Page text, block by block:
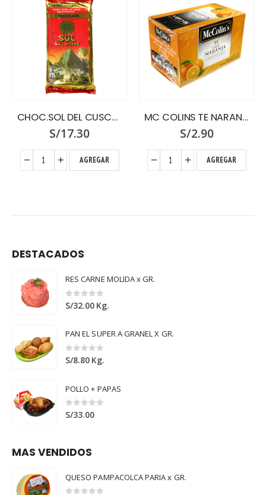
CHOC.SOL DEL CUSCO X 300 G.PASTA PU
S/17.30
AGREGAR
MC COLINS TE NARANJA X 25 SOBRES
S/2.90
AGREGAR
DESTACADOS
RES CARNE MOLIDA x GR.
0out of 5
S/32.00 Kg.
PAN EL SUPER A GRANEL X GR.
0out of 5
S/8.80 Kg.
POLLO + PAPAS
0out of 5
S/33.00
MAS VENDIDOS
QUESO PAMPACOLCA PARIA x GR.